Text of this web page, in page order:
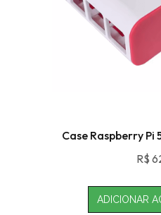
Case Raspberry Pi
R$
ADICIONAR